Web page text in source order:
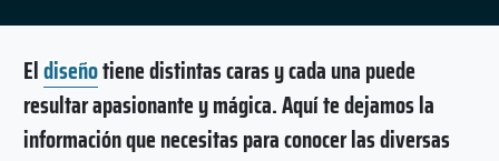
Eldiseñotiene distintas caras y cada una puede
resultar apasionante y mágica. Aquí te dejamos la
información que necesitas para conocer las diversas